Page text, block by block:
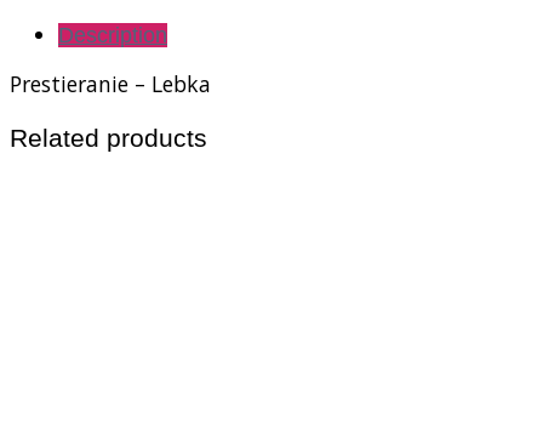
Description
Prestieranie – Lebka
Related products